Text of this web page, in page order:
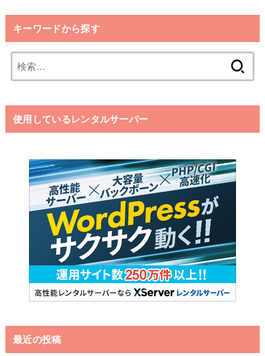
キーワードから探す
索:
使用しているレンタルサーバー
最近の投稿